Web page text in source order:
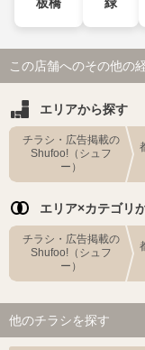
この店舗へのその他の
エリアから探す
チラシ・広告掲載の
Shufoo!（シュフ
ー）
エリア×カテゴリ
チラシ・広告掲載の
Shufoo!（シュフ
ー）
他のチラシを探す